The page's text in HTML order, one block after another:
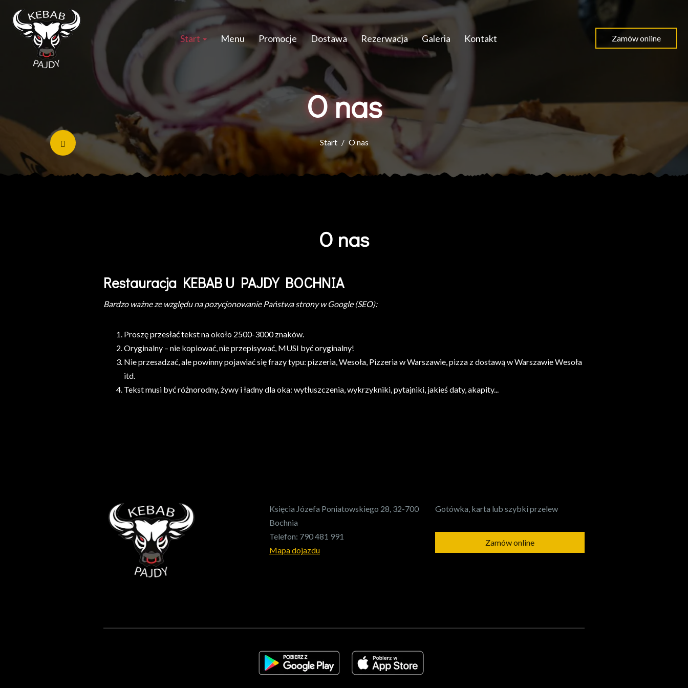
Start Menu Promocje Dostawa Rezerwacja Galeria Kontakt Zamów online
O nas
Start O nas
O nas
Restauracja KEBAB U PAJDY BOCHNIA
Bardzo ważne ze względu na pozycjonowanie Państwa strony w Google (SEO):
Proszę przesłać tekst na około 2500-3000 znaków.
Oryginalny – nie kopiować, nie przepisywać, MUSI być oryginalny!
Nie przesadzać, ale powinny pojawiać się frazy typu: pizzeria, Wesoła, Pizzeria w Warszawie, pizza z dostawą w Warszawie Wesoła
itd.
Tekst musi być różnorodny, żywy i ładny dla oka: wytłuszczenia, wykrzykniki, pytajniki, jakieś daty, akapity...
Księcia Józefa Poniatowskiego 28, 32-700
Bochnia
Telefon: 790 481 991
Mapa dojazdu
Gotówka, karta lub szybki przelew
Zamów online